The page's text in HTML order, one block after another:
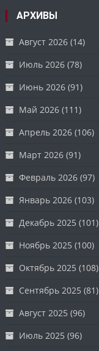
АРХИВЫ
Август 2026 (14)
Июль 2026 (78)
Июнь 2026 (91)
Май 2026 (111)
Апрель 2026 (106)
Март 2026 (91)
Февраль 2026 (97)
Январь 2026 (103)
Декабрь 2025 (101)
Ноябрь 2025 (100)
Октябрь 2025 (108)
Сентябрь 2025 (81)
Август 2025 (96)
Июль 2025 (96)